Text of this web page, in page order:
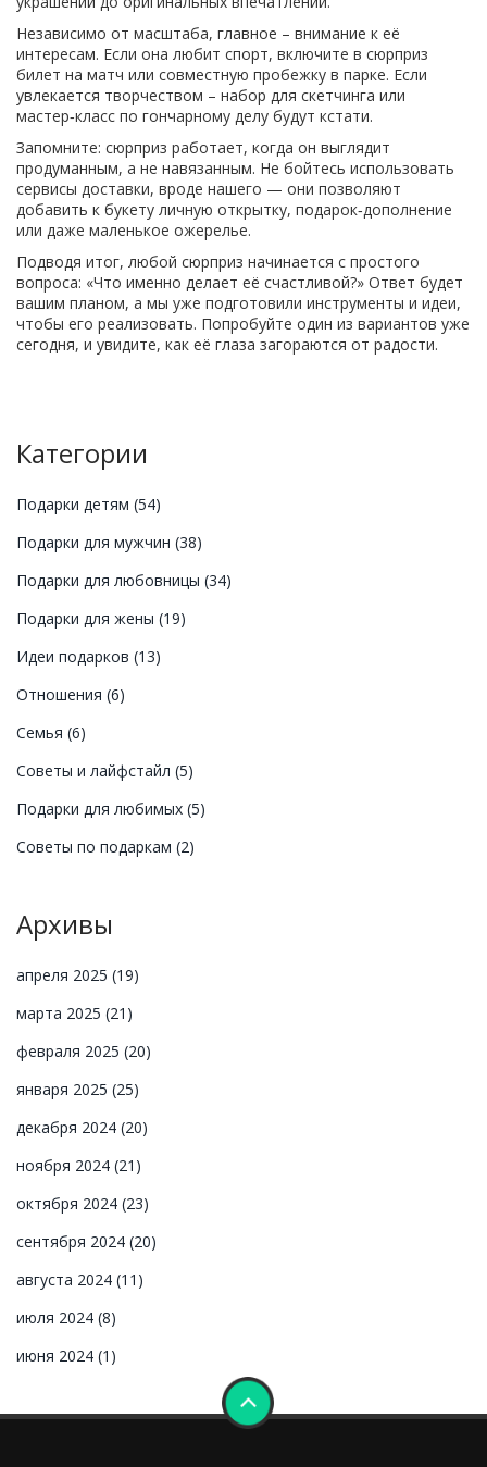
Независимо от масштаба, главное – внимание к её
интересам. Если она любит спорт, включите в сюрприз
билет на матч или совместную пробежку в парке. Если
увлекается творчеством – набор для скетчинга или
мастер‑класс по гончарному делу будут кстати.
Запомните: сюрприз работает, когда он выглядит
продуманным, а не навязанным. Не бойтесь использовать
сервисы доставки, вроде нашего — они позволяют
добавить к букету личную открытку, подарок‑дополнение
или даже маленькое ожерелье.
Подводя итог, любой сюрприз начинается с простого
вопроса: «Что именно делает её счастливой?» Ответ будет
вашим планом, а мы уже подготовили инструменты и идеи,
чтобы его реализовать. Попробуйте один из вариантов уже
сегодня, и увидите, как её глаза загораются от радости.
Категории
Подарки детям (54)
Подарки для мужчин (38)
Подарки для любовницы (34)
Подарки для жены (19)
Идеи подарков (13)
Отношения (6)
Семья (6)
Советы и лайфстайл (5)
Подарки для любимых (5)
Советы по подаркам (2)
Архивы
апреля 2025 (19)
марта 2025 (21)
февраля 2025 (20)
января 2025 (25)
декабря 2024 (20)
ноября 2024 (21)
октября 2024 (23)
сентября 2024 (20)
августа 2024 (11)
июля 2024 (8)
июня 2024 (1)